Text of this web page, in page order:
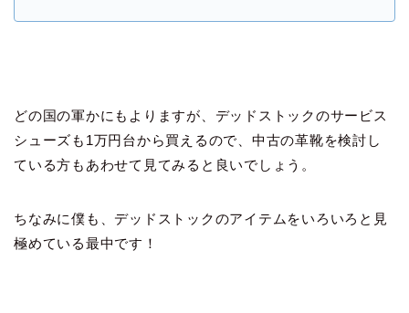
どの国の軍かにもよりますが、デッドストックのサービス
シューズも1万円台から買えるので、中古の革靴を検討し
ている方もあわせて見てみると良いでしょう。
ちなみに僕も、デッドストックのアイテムをいろいろと見
極めている最中です！